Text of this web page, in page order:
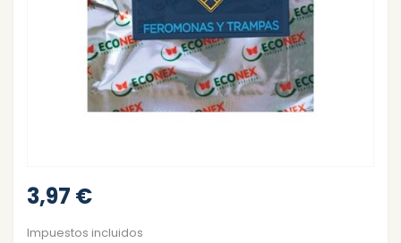
3,97 €
Impuestos incluidos